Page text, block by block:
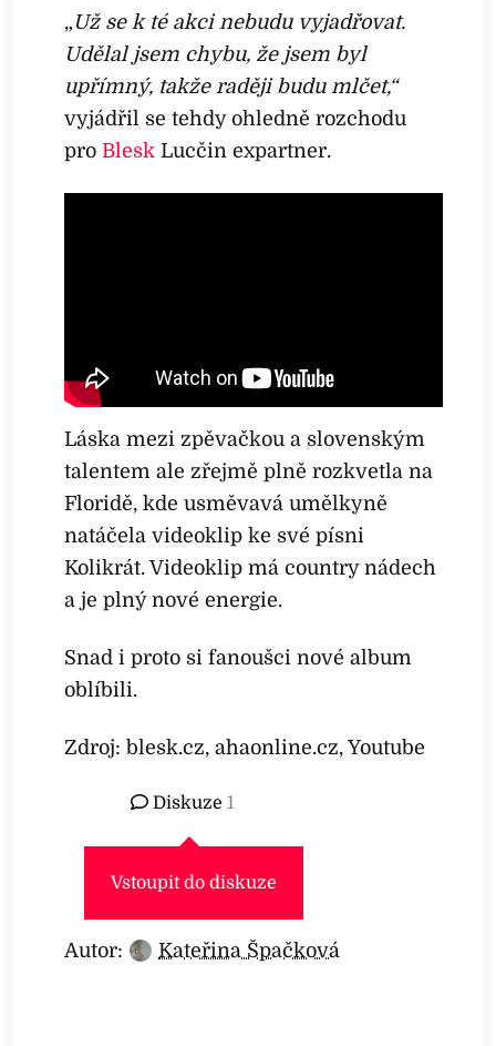
„ Už se k té akci nebudu vyjadřovat.
Udělal jsem chybu, že jsem byl
upřímný, takže raději budu mlčet,“
vyjádřil se tehdy ohledně rozchodu
proBlesk Lucčin expartner.
Láska mezi zpěvačkou a slovenským
talentem ale zřejmě plně rozkvetla na
Floridě, kde usměvavá umělkyně
natáčela videoklip ke své písni
Kolikrát. Videoklip má country nádech
a je plný nové energie.
Snad i proto si fanoušci nové album
oblíbili.
Zdroj: blesk.cz, ahaonline.cz, Youtube
Diskuze1
Vstoupit do diskuze
Autor: Kateřina Špačková